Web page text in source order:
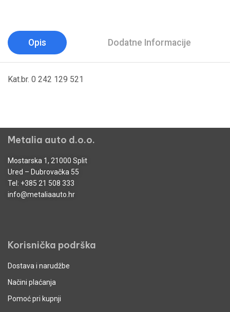
Opis Dodatne Informacije
Kat.br. 0 242 129 521
Metalia auto d.o.o.
Mostarska 1, 21000 Split
Ured – Dubrovačka 55
Tel: +385 21 508 333
info@metaliaauto.hr
Korisnička podrška
Dostava i narudžbe
Načini plaćanja
Pomoć pri kupnji